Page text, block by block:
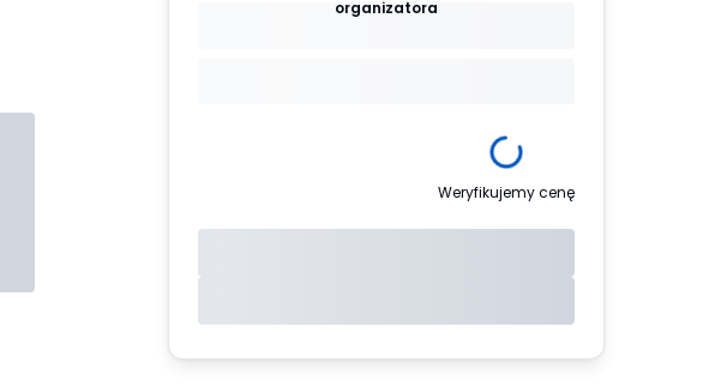
organizatora
Weryfikujemy cenę